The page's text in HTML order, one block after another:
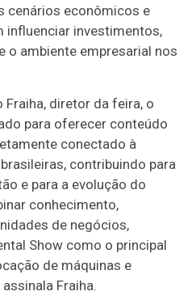
cenários econômicos e
influenciar investimentos,
o ambiente empresarial nos
Fraiha, diretor da feira, o
para oferecer conteúdo
conectado à
contribuindo para
e para a evolução do
conhecimento,
de negócios,
Show como o principal
de máquinas e
Fraiha.